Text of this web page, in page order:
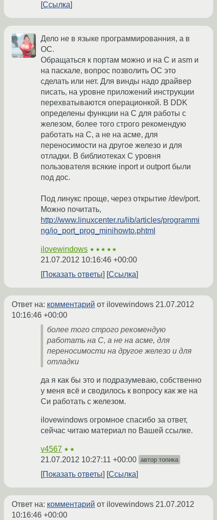
Ссылка
Дело не в языке программированния, а в
ОС.
Обращаться к портам можно и на С и asm и
на паскале, вопрос позволить ОС это
сделать или нет. Для винды надо драйвер
писать, на уровне приложений инструкции
перехватываются операционкой. В DDK
определены функции на С для работы с
железом, более того строго рекомендую
работать на С, а не на асме, для
переносимости на другое железо и для
отладки. В библиотеках С уровня
пользователя всякие inport и outport были
под дос.
Под линукс проще, через открытие /dev/port.
Можно почитать,
http://www.linuxcenter.ru/lib/articles/programmi
ng/io_port_prog_minihowto.phtml
ilovewindows ★★★★★
21.07.2012 10:16:46 +00:00
Показать ответы
Ссылка
Ответ на: комментарий от ilovewindows 21.07.2012
10:16:46 +00:00
более того строго рекомендую
работать на С, а не на асме, для
переносимости на другое железо и для
отладки
да я как бы это и подразумеваю, собственно
у меня всё и сводилось к вопросу как же на
Си работать с железом.
ilovewindows огромное спасибо за ответ,
сейчас читаю материал по Вашей ссылке.
v4567 ★★
21.07.2012 10:27:11 +00:00 автор топика
Показать ответы Ссылка
Ответ на: комментарий от ilovewindows 21.07.2012
10:16:46 +00:00